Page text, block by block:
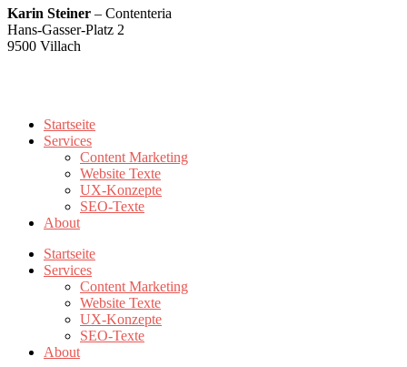
Karin Steiner – Contenteria
Hans-Gasser-Platz 2
9500 Villach
Startseite
Services
Content Marketing
Website Texte
UX-Konzepte
SEO-Texte
About
Startseite
Services
Content Marketing
Website Texte
UX-Konzepte
SEO-Texte
About